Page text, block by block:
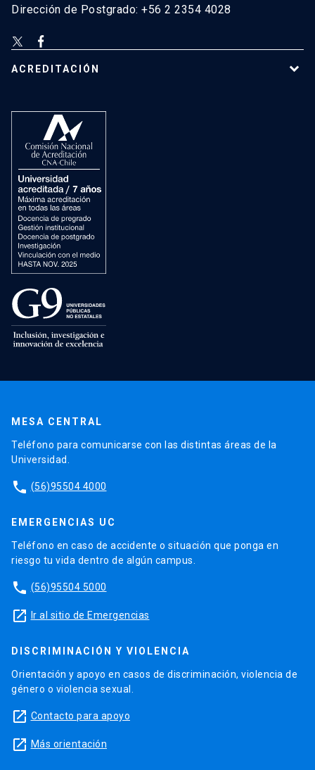
Dirección de Postgrado: +56 2 2354 4028
ACREDITACIÓN
MESA CENTRAL
Teléfono para comunicarse con las distintas áreas de la
Universidad.
phone (56)95504 4000
EMERGENCIAS UC
Teléfono en caso de accidente o situación que ponga en
riesgo tu vida dentro de algún campus.
phone (56)95504 5000
launch Ir al sitio de Emergencias
DISCRIMINACIÓN Y VIOLENCIA
Orientación y apoyo en casos de discriminación, violencia de
género o violencia sexual.
launch Contacto para apoyo
launch Más orientación